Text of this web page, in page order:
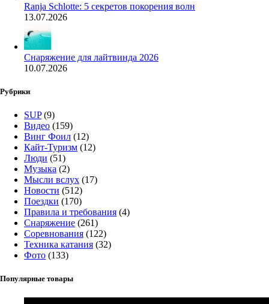
Ranja Schlotte: 5 секретов покорения волн
13.07.2026
Снаряжение для лайтвинда 2026
10.07.2026
Рубрики
SUP(9)
Видео (159)
Винг Фоил (12)
Кайт-Туризм (12)
Люди (51)
Музыка (2)
Мысли вслух (17)
Новости (512)
Поездки (170)
Правила и требования (4)
Снаряжение (261)
Соревнования (122)
Техника катания (32)
Фото (133)
Популярные товары